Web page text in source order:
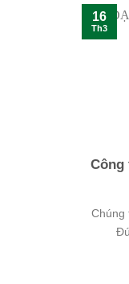
Công
Chúng
16
Th3